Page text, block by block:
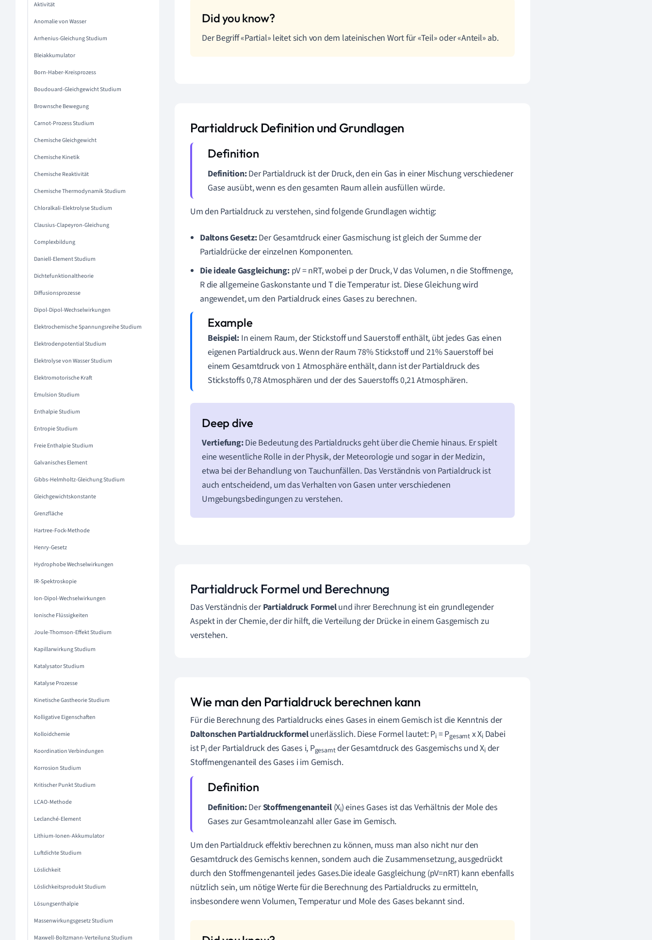
Aktivität
Anomalie von Wasser
Arrhenius-Gleichung Studium
Bleiakkumulator
Born-Haber-Kreisprozess
Boudouard-Gleichgewicht Studium
Brownsche Bewegung
Carnot-Prozess Studium
Chemische Gleichgewicht
Chemische Kinetik
Chemische Reaktivität
Chemische Thermodynamik Studium
Chloralkali-Elektrolyse Studium
Clausius-Clapeyron-Gleichung
Complexbildung
Daniell-Element Studium
Dichtefunktionaltheorie
Diffusionsprozesse
Dipol-Dipol-Wechselwirkungen
Elektrochemische Spannungsreihe Studium
Elektrodenpotential Studium
Elektrolyse von Wasser Studium
Elektromotorische Kraft
Emulsion Studium
Enthalpie Studium
Entropie Studium
Freie Enthalpie Studium
Galvanisches Element
Gibbs-Helmholtz-Gleichung Studium
Gleichgewichtskonstante
Grenzfläche
Hartree-Fock-Methode
Henry-Gesetz
Hydrophobe Wechselwirkungen
IR-Spektroskopie
Ion-Dipol-Wechselwirkungen
Ionische Flüssigkeiten
Joule-Thomson-Effekt Studium
Kapillarwirkung Studium
Katalysator Studium
Katalyse Prozesse
Kinetische Gastheorie Studium
Kolligative Eigenschaften
Kolloidchemie
Koordination Verbindungen
Korrosion Studium
Kritischer Punkt Studium
LCAO-Methode
Leclanché-Element
Lithium-Ionen-Akkumulator
Luftdichte Studium
Löslichkeit
Löslichkeitsprodukt Studium
Lösungsenthalpie
Massenwirkungsgesetz Studium
Maxwell-Boltzmann-Verteilung Studium
Der Begriff «Partial» leitet sich von dem lateinischen Wort für «Teil» oder «Anteil» ab.
Partialdruck Definition und Grundlagen
Definition:Der Partialdruck ist der Druck, den ein Gas in einer Mischung verschiedener
Gase ausübt, wenn es den gesamten Raum allein ausfüllen würde.
Um den Partialdruck zu verstehen, sind folgende Grundlagen wichtig:
Daltons Gesetz:Der Gesamtdruck einer Gasmischung ist gleich der Summe der
Partialdrücke der einzelnen Komponenten.
Die ideale Gasgleichung:pV = nRT, wobei p der Druck, V das Volumen, n die Stoffmenge,
R die allgemeine Gaskonstante und T die Temperatur ist. Diese Gleichung wird
angewendet, um den Partialdruck eines Gases zu berechnen.
Beispiel: In einem Raum, der Stickstoff und Sauerstoff enthält, übt jedes Gas einen
eigenen Partialdruck aus. Wenn der Raum 78% Stickstoff und 21% Sauerstoff bei
einem Gesamtdruck von 1 Atmosphäre enthält, dann ist der Partialdruck des
Stickstoffs 0,78 Atmosphären und der des Sauerstoffs 0,21 Atmosphären.
Vertiefung:Die Bedeutung des Partialdrucks geht über die Chemie hinaus. Er spielt
eine wesentliche Rolle in der Physik, der Meteorologie und sogar in der Medizin,
etwa bei der Behandlung von Tauchunfällen. Das Verständnis von Partialdruck ist
auch entscheidend, um das Verhalten von Gasen unter verschiedenen
Umgebungsbedingungen zu verstehen.
Partialdruck Formel und Berechnung
Das Verständnis derPartialdruck Formelund ihrer Berechnung ist ein grundlegender
Aspekt in der Chemie, der dir hilft, die Verteilung der Drücke in einem Gasgemisch zu
verstehen.
Wie man den Partialdruck berechnen kann
Für die Berechnung des Partialdrucks eines Gases in einem Gemisch ist die Kenntnis der
Daltonschen Partialdruckformelunerlässlich. Diese Formel lautet: Pi = Pgesamtx XiDabei
ist Pider Partialdruck des Gases i, Pgesamtder Gesamtdruck des Gasgemischs und Xider
Stoffmengenanteil des Gases i im Gemisch.
Definition:DerStoffmengenanteil(Xi) eines Gases ist das Verhältnis der Mole des
Gases zur Gesamtmoleanzahl aller Gase im Gemisch.
Um den Partialdruck effektiv berechnen zu können, muss man also nicht nur den
Gesamtdruck des Gemischs kennen, sondern auch die Zusammensetzung, ausgedrückt
durch den Stoffmengenanteil jedes Gases.Die ideale Gasgleichung (pV=nRT) kann ebenfalls
nützlich sein, um nötige Werte für die Berechnung des Partialdrucks zu ermitteln,
insbesondere wenn Volumen, Temperatur und Mole des Gases bekannt sind.